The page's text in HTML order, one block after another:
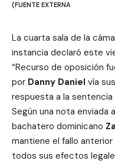
(FUENTE EXTERNA
La cuarta sala de la
instancia declaró este
“Recurso de oposición
por Danny Daniel vía
respuesta a la sentencia
Según una nota enviada
bachatero dominicano
mantiene el fallo
todos sus efectos